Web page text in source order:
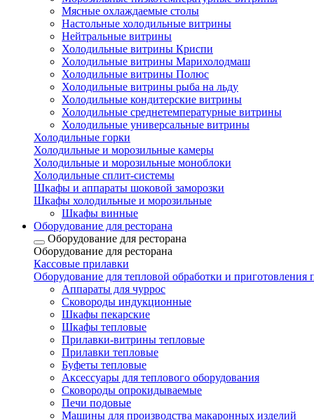
Мясные охлаждаемые столы
Настольные холодильные витрины
Нейтральные витрины
Холодильные витрины Криспи
Холодильные витрины Марихолодмаш
Холодильные витрины Полюс
Холодильные витрины рыба на льду
Холодильные кондитерские витрины
Холодильные среднетемпературные витрины
Холодильные универсальные витрины
Холодильные горки
Холодильные и морозильные камеры
Холодильные и морозильные моноблоки
Холодильные сплит-системы
Шкафы и аппараты шоковой заморозки
Шкафы холодильные и морозильные
Шкафы винные
Оборудование для ресторана
Оборудование для ресторана
Оборудование для ресторана
Кассовые прилавки
Оборудование для тепловой обработки и приготовления
Аппараты для чуррос
Сковороды индукционные
Шкафы пекарские
Шкафы тепловые
Прилавки-витрины тепловые
Прилавки тепловые
Буфеты тепловые
Аксессуары для теплового оборудования
Сковороды опрокидываемые
Печи подовые
Машины для производства макаронных изделий